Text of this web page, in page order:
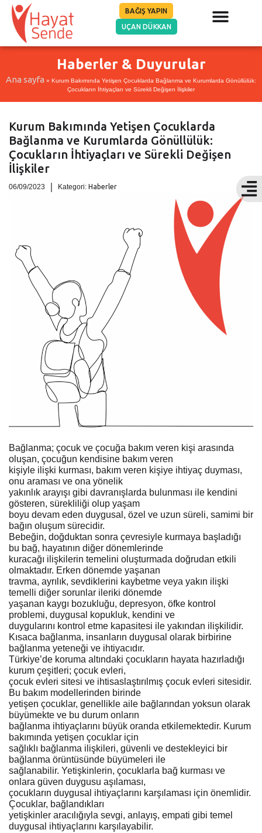
BAĞIŞ YAPIN
UÇAN DÜKKAN
Haberler & Duyurular
Ana sayfa » Kurum Bakımında Yetişen Çocuklarda Bağlanma ve Kurumlarda Gönüllülük:
Çocukların İhtiyaçları ve Sürekli Değişen İlişkiler
Kurum Bakımında Yetişen Çocuklarda
Bağlanma ve Kurumlarda Gönüllülük:
Çocukların İhtiyaçları ve Sürekli Değişen
İlişkiler
06/09/2023 Kategori: Haberler
Bağlanma; çocuk ve çocuğa bakım veren kişi arasında
oluşan, çocuğun kendisine bakım veren
kişiyle ilişki kurması, bakım veren kişiye ihtiyaç duyması,
onu araması ve ona yönelik
yakınlık arayışı gibi davranışlarda bulunması ile kendini
gösteren, sürekliliği olup yaşam
boyu devam eden duygusal, özel ve uzun süreli, samimi bir
bağın oluşum sürecidir.
Bebeğin, doğduktan sonra çevresiyle kurmaya başladığı
bu bağ, hayatının diğer dönemlerinde
kuracağı ilişkilerin temelini oluşturmada doğrudan etkili
olmaktadır. Erken dönemde yaşanan
travma, ayrılık, sevdiklerini kaybetme veya yakın ilişki
temelli diğer sorunlar ileriki dönemde
yaşanan kaygı bozukluğu, depresyon, öfke kontrol
problemi, duygusal kopukluk, kendini ve
duygularını kontrol etme kapasitesi ile yakından ilişkilidir.
Kısaca bağlanma, insanların duygusal olarak birbirine
bağlanma yeteneği ve ihtiyacıdır.
Türkiye’de koruma altındaki çocukların hayata hazırladığı
kurum çeşitleri; çocuk evleri,
çocuk evleri sitesi ve ihtisaslaştırılmış çocuk evleri sitesidir.
Bu bakım modellerinden birinde
yetişen çocuklar, genellikle aile bağlarından yoksun olarak
büyümekte ve bu durum onların
bağlanma ihtiyaçlarını büyük oranda etkilemektedir. Kurum
bakımında yetişen çocuklar için
sağlıklı bağlanma ilişkileri, güvenli ve destekleyici bir
bağlanma örüntüsünde büyümeleri ile
sağlanabilir. Yetişkinlerin, çocuklarla bağ kurması ve
onlara güven duygusu aşılaması,
çocukların duygusal ihtiyaçlarını karşılaması için önemlidir.
Çocuklar, bağlandıkları
yetişkinler aracılığıyla sevgi, anlayış, empati gibi temel
duygusal ihtiyaçlarını karşılayabilir.